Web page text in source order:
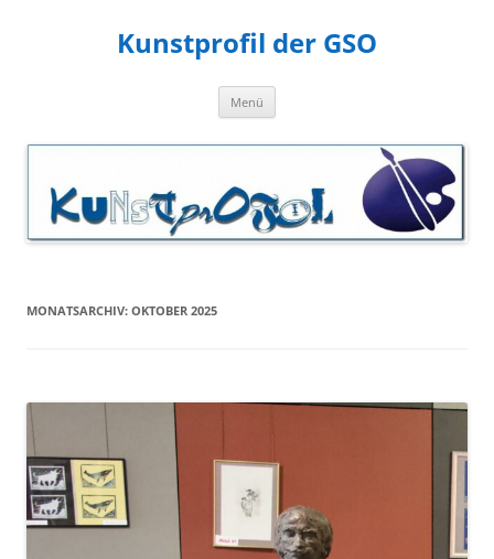
Kunstprofil der GSO
Menü
MONATSARCHIV: OKTOBER 2025